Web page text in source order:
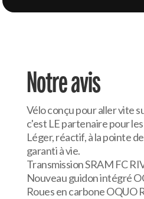
Notre avis
Vélo conçu pour aller vite
c'est LE partenaire pour
Léger, réactif, à la pointe
garanti à vie.
Transmission SRAM FC
Nouveau guidon intégré
Roues en carbone OQUO